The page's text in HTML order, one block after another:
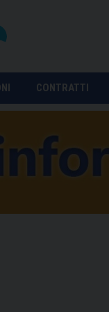
CONTRATTI